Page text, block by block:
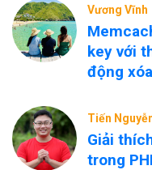
Vương Vĩnh
key với
động
Tiến
Giải
trong